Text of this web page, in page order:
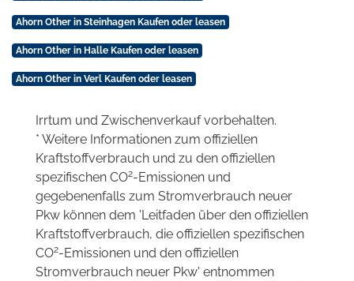
Ahorn Other in Steinhagen Kaufen oder leasen
Ahorn Other in Halle Kaufen oder leasen
Ahorn Other in Verl Kaufen oder leasen
Irrtum und Zwischenverkauf vorbehalten.
* Weitere Informationen zum offiziellen
Kraftstoffverbrauch und zu den offiziellen
spezifischen CO2-Emissionen und
gegebenenfalls zum Stromverbrauch neuer
Pkw können dem 'Leitfaden über den offiziellen
Kraftstoffverbrauch, die offiziellen spezifischen
CO2-Emissionen und den offiziellen
Stromverbrauch neuer Pkw' entnommen